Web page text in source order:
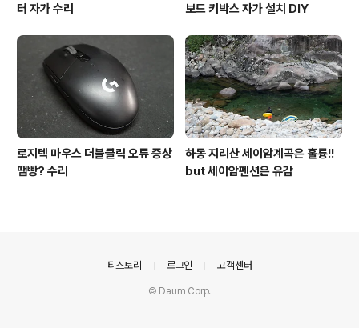
터 자가 수리
보드 키박스 자가 설치 DIY
로지텍 마우스 더블클릭 오류 증상
땜빵? 수리
하동 지리산 세이암계곡은 훌륭!!
but 세이암펜션은 유감
티스토리 로그인 고객센터
© Daum Corp.